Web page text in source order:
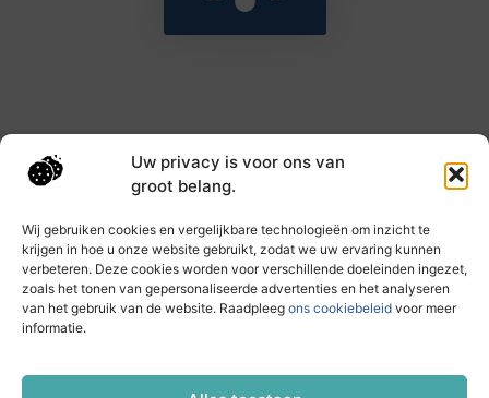
Uw privacy is voor ons van
groot belang.
Wij gebruiken cookies en vergelijkbare technologieën om inzicht te
krijgen in hoe u onze website gebruikt, zodat we uw ervaring kunnen
verbeteren. Deze cookies worden voor verschillende doeleinden ingezet,
zoals het tonen van gepersonaliseerde advertenties en het analyseren
van het gebruik van de website. Raadpleeg ons cookiebeleid voor meer
informatie.
Main Links
Dagelijks nieuwe inzichten op taec.nl
Artikelen vol kennis, inspiratie en praktische tips die